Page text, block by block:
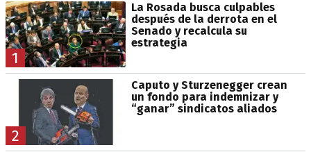
1
La Rosada busca culpables
después de la derrota en el
Senado y recalcula su
estrategia
2
Caputo y Sturzenegger crean
un fondo para indemnizar y
“ganar” sindicatos aliados